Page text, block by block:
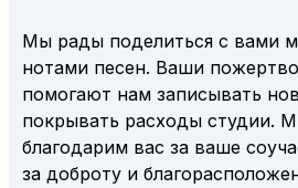
Мы рады поделиться с вами
нотами песен. Ваши
помогают нам записывать
покрывать расходы студии.
благодарим вас за ваше
за доброту и